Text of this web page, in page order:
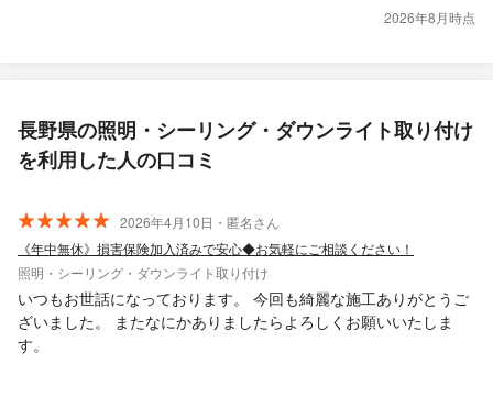
2026年8月時点
長野県の照明・シーリング・ダウンライト取り付け
を利用した人の口コミ
2026年4月10日・匿名さん
《年中無休》損害保険加入済みで安心◆お気軽にご相談ください！
照明・シーリング・ダウンライト取り付け
いつもお世話になっております。 今回も綺麗な施工ありがとうご
ざいました。 またなにかありましたらよろしくお願いいたしま
す。